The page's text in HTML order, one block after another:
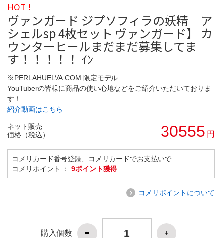
HOT !
ヴァンガード ジプソフィラの妖精 ア
シェルsp 4枚セット ヴァンガード】 カ
ウンターヒールまだまだ募集してま
す！！！！！ ｲﾝ
※PERLAHUELVA.COM 限定モデル
YouTuberの皆様に商品の使い心地などをご紹介いただいておりま
す！
紹介動画はこちら
ネット販売
価格（税込）
30555 円
コメリカード番号登録、コメリカードでお支払いで
コメリポイント ： 9ポイント獲得
コメリポイントについて
購入個数